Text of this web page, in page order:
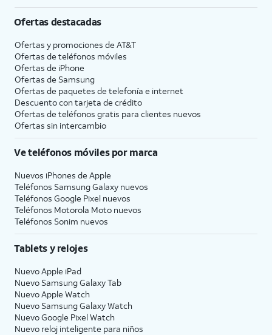
Ofertas destacadas
Ofertas y promociones de AT&T
Ofertas de teléfonos móviles
Ofertas de iPhone
Ofertas de Samsung
Ofertas de paquetes de telefonía e internet
Descuento con tarjeta de crédito
Ofertas de teléfonos gratis para clientes nuevos
Ofertas sin intercambio
Ve teléfonos móviles por marca
Nuevos iPhones de Apple
Teléfonos Samsung Galaxy nuevos
Teléfonos Google Pixel nuevos
Teléfonos Motorola Moto nuevos
Teléfonos Sonim nuevos
Tablets y relojes
Nuevo Apple iPad
Nuevo Samsung Galaxy Tab
Nuevo Apple Watch
Nuevo Samsung Galaxy Watch
Nuevo Google Pixel Watch
Nuevo reloj inteligente para niños